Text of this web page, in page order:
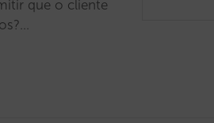
que o cliente